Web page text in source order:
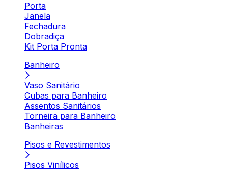
Porta
Janela
Fechadura
Dobradiça
Kit Porta Pronta
Banheiro
Vaso Sanitário
Cubas para Banheiro
Assentos Sanitários
Torneira para Banheiro
Banheiras
Pisos e Revestimentos
Pisos Vinílicos